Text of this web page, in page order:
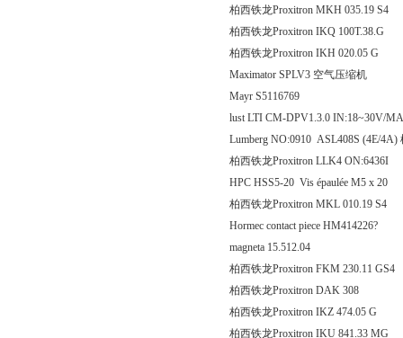
柏西铁龙Proxitron MKH
柏西铁龙Proxitron IKQ 100T.38.G
柏西铁龙Proxitron IKH
Maximator SPLV3 空气压缩机
Mayr S5116769
lust LTI CM-DPV1.3.0 IN:18~30V/
Lumberg NO:0910 ASL408S (4E/4A)
柏西铁龙Proxitron LLK4 ON:6436I
HPC HSS5-20 Vis épaulée M5 x 20
柏西铁龙Proxitron MKL
Hormec contact piece HM414226?
magneta 15.512.04
柏西铁龙Proxitron FKM
柏西铁龙Proxitron
柏西铁龙Proxitron IKZ
柏西铁龙Proxitron IKU